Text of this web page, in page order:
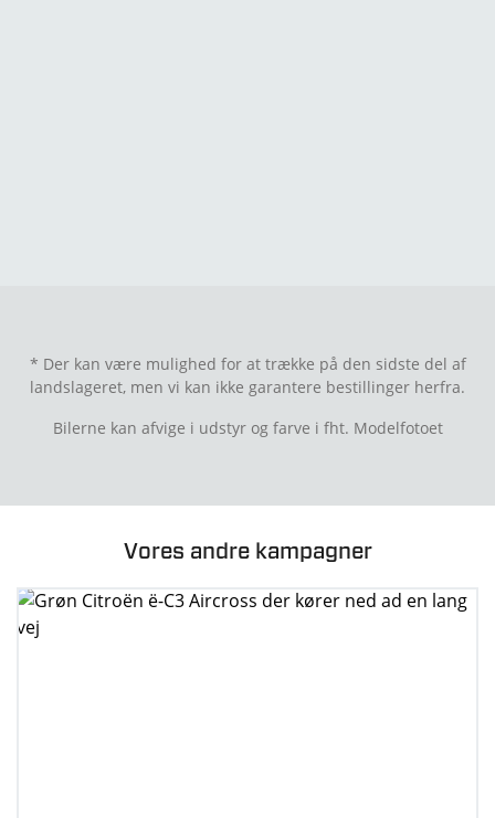
* Der kan være mulighed for at trække på den sidste del af
landslageret, men vi kan ikke garantere bestillinger herfra.
Bilerne kan afvige i udstyr og farve i fht. Modelfotoet
Vores andre kampagner